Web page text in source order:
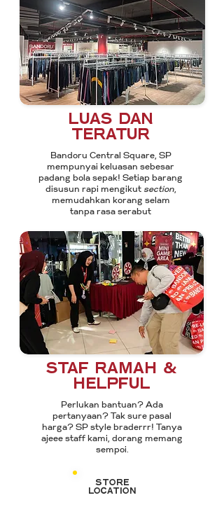
Luas dan
teratur
Bandoru Central Square, SP
mempunyai keluasan sebesar
padang bola sepak! Setiap barang
disusun rapi mengikut section,
memudahkan korang selam
tanpa rasa serabut
Staf ramah &
helpful
Perlukan bantuan? Ada
pertanyaan? Tak sure pasal
harga? SP style braderrr! Tanya
ajeee staff kami, dorang memang
sempoi.
store
location